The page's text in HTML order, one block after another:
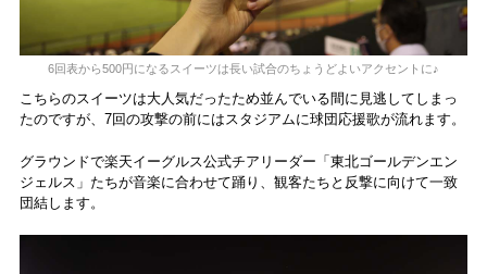
6回表から500円になるスイーツは長い試合のちょうどよいアクセントに♪
こちらのスイーツは大人気だったため並んでいる間に見逃してしまっ
たのですが、7回の攻撃の前にはスタジアムに球団応援歌が流れます。
グラウンドで楽天イーグルス公式チアリーダー「東北ゴールデンエン
ジェルス」たちが音楽に合わせて踊り、観客たちと反撃に向けて一致
団結します。